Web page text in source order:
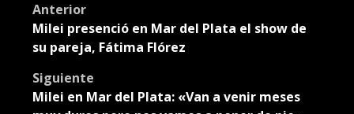
Post
navigation
Anterior
Milei presenció en Mar del Plata el show de
su pareja, Fátima Flórez
Siguiente
Milei en Mar del Plata: «Van a venir meses